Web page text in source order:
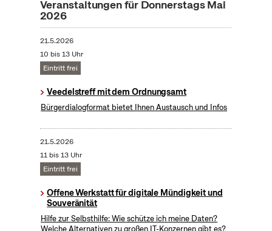
Veranstaltungen für Donnerstags Mai
2026
21.5.2026
10 bis 13 Uhr
Eintritt frei
Veedelstreff mit dem Ordnungsamt
Bürgerdialogformat bietet Ihnen Austausch und Infos
21.5.2026
11 bis 13 Uhr
Eintritt frei
Offene Werkstatt für digitale Mündigkeit und
Souveränität
Hilfe zur Selbsthilfe: Wie schütze ich meine Daten?